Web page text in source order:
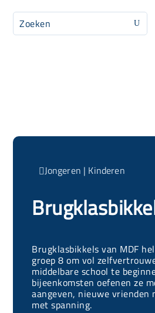
U
Jongeren | Kinderen
Brugklasbikkels van MDF
groep 8 om vol
middelbare school te
bijeenkomsten oefenen ze
aangeven, nieuwe vrienden
met spanning.